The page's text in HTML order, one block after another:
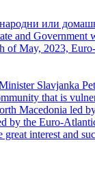
или
and
of May, 2023,
Slavjanka
that is
Macedonia led
by the Euro-
interest and